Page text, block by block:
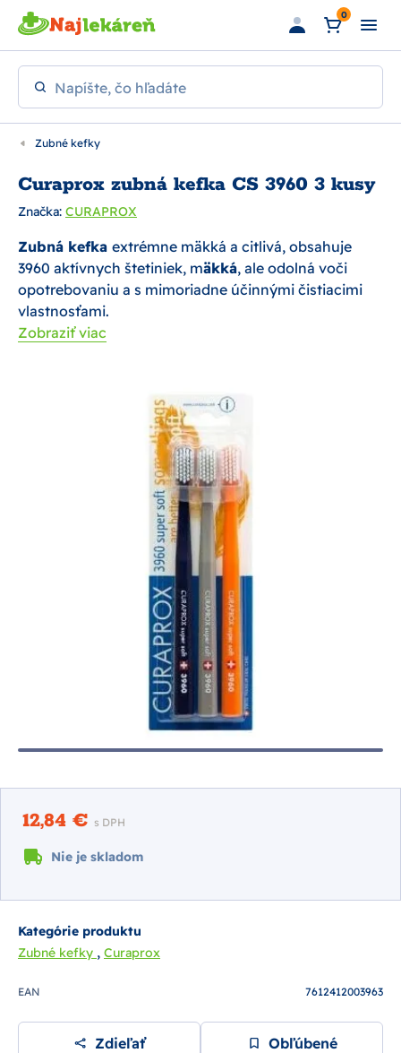
Preskočiť na hlavný obsah 0
Napíšte, čo hľadáte
Zubné kefky
Curaprox zubná kefka CS 3960 3 kusy
Značka: CURAPROX
Zubná kefka extrémne mäkká a citlivá, obsahuje
3960 aktívnych štetiniek, mäkká, ale odolná voči
opotrebovaniu a s mimoriadne účinnými čistiacimi
vlastnosťami.
Zobraziť viac
12,84 € s DPH
Nie je skladom
Kategórie produktu
Zubné kefky , Curaprox
EAN 7612412003963
Zdieľať Obľúbené